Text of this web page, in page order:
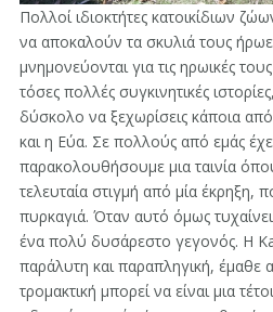
Πολλοί ιδιοκτήτες κατοικίδιων
να αποκαλούν τα σκυλιά τους
μνημονεύονται για τις ηρωικές
τόσες πολλές συγκινητικές
δύσκολο να ξεχωρίσεις κάποια
και η Εύα. Σε πολλούς από εμάς
παρακολουθήσουμε μια ταινία
τελευταία στιγμή από μία έκρηξη,
πυρκαγιά. Όταν αυτό όμως
ένα πολύ δυσάρεστο γεγονός. Η
παράλυτη και παραπληγική,
τρομακτική μπορεί να είναι μια